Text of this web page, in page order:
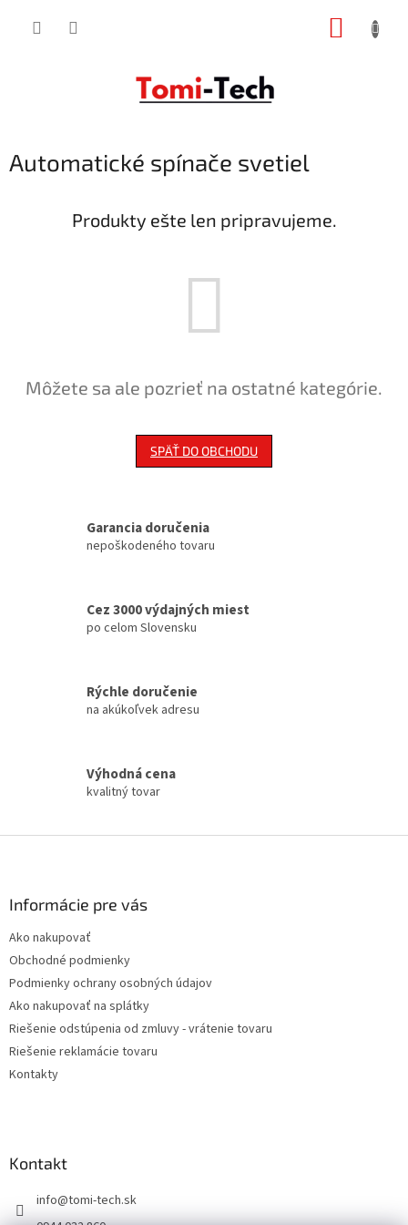
Automatické spínače svetiel
Produkty ešte len pripravujeme.
Môžete sa ale pozrieť na ostatné kategórie.
SPÄŤ DO OBCHODU
Garancia doručenia
nepoškodeného tovaru
Cez 3000 výdajných miest
po celom Slovensku
Rýchle doručenie
na akúkoľvek adresu
Výhodná cena
kvalitný tovar
Informácie pre vás
Ako nakupovať
Obchodné podmienky
Podmienky ochrany osobných údajov
Ako nakupovať na splátky
Riešenie odstúpenia od zmluvy - vrátenie tovaru
Riešenie reklamácie tovaru
Kontakty
Kontakt
info@tomi-tech.sk